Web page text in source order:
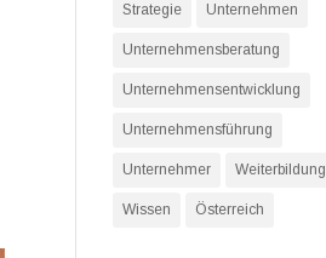
Strategie Unternehmen
Unternehmensberatung
Unternehmensentwicklung
Unternehmensführung
Unternehmer Weiterbildung
Wissen Österreich